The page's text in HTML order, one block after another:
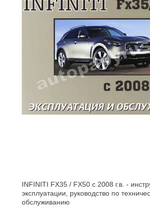
INFINITI FX35 / FX50 с 2008 г.в. -
эксплуатации, руководство по
обслуживанию